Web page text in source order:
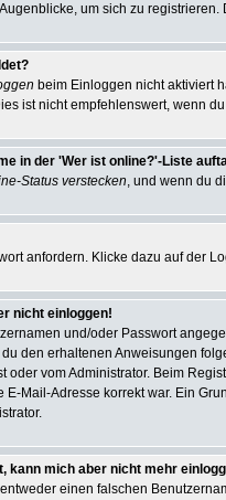
um sich zu
beim Einloggen nicht aktiviert
ist nicht empfehlenswert, wenn
in der 'Wer ist online?'-Liste
Status verstecken, und wenn du
anfordern. Klicke dazu auf der
nicht einloggen!
und/oder Passwort
den erhaltenen Anweisungen
oder vom Administrator. Beim
Mail-Adresse korrekt war. Ein
kann mich aber nicht mehr
einen falschen